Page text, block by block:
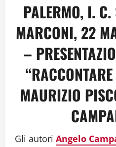
PALERMO, I. C.
MARCONI, 22
–
MAURIZIO
Gli autori Angelo